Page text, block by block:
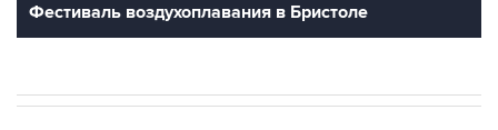
Фестиваль воздухоплавания в Бристоле